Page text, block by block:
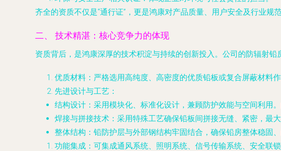
齐全的资质不仅是“通行证”，更是鸿康对产品质量、用户安全及行业规
二、 技术精湛：核心竞争力的体现
资质背后，是鸿康深厚的技术积淀与持续的创新投入。公司的防辐射铅
优质材料 ：严格选用高纯度、高密度的优质铅板或复合屏蔽材料
先进设计与工艺 ：
结构设计 ：采用模块化、标准化设计，兼顾防护效能与空间利用
焊接与拼接技术 ：采用特殊工艺确保铅板间拼接无缝、紧密，最
整体结构 ：铅防护层与外部钢结构牢固结合，确保铅房整体稳固
功能集成 ：可集成通风系统、照明系统、信号传输系统、安全联